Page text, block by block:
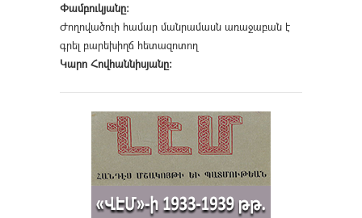
Փամբուկյանը։
Ժողովածուի համար մանրամասն առաջաբան է
գրել բարեխիղճ հետազոտող
Կարո Հովհաննիսյանը։